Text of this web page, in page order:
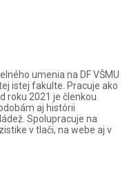
umenia na DF VŠMU
istej fakulte. Pracuje ako
roku 2021 je členkou
aj histórii
Spolupracuje na
v tlači, na webe aj v